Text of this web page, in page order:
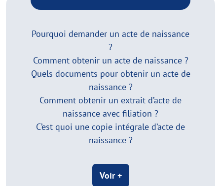
Pourquoi demander un acte de naissance
?
Comment obtenir un acte de naissance ?
Quels documents pour obtenir un acte de
naissance ?
Comment obtenir un extrait d’acte de
naissance avec filiation ?
C’est quoi une copie intégrale d’acte de
naissance ?
Voir +